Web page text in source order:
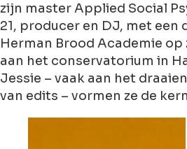
zijn master Applied Social
21, producer en DJ, met een
Herman Brood Academie op
aan het conservatorium in
Jessie – vaak aan het
van edits – vormen ze de